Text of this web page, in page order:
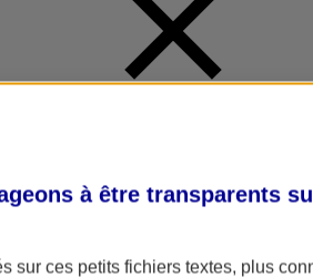
à être transparents
sur ces petits fichiers textes, plus